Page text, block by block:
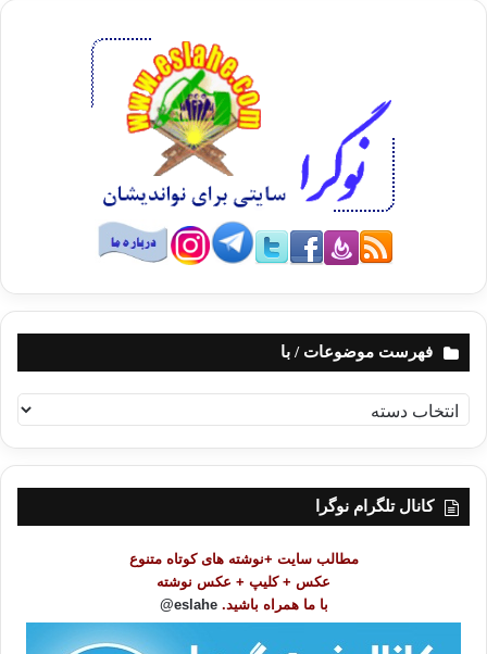
فهرست موضوعات / با
ه
ر
کانال تلگرام نوگرا
مطالب سایت +نوشته های کوتاه متنوع
عکس + کلیپ + عکس نوشته
با ما همراه باشید. eslahe@